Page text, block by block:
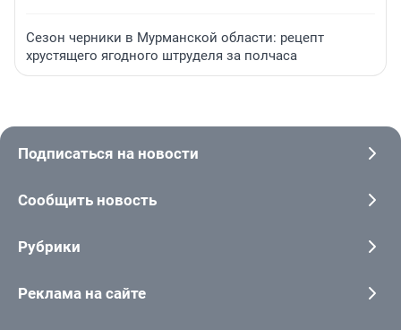
Сезон черники в Мурманской области: рецепт
хрустящего ягодного штруделя за полчаса
Подписаться на новости
Сообщить новость
Рубрики
Реклама на сайте